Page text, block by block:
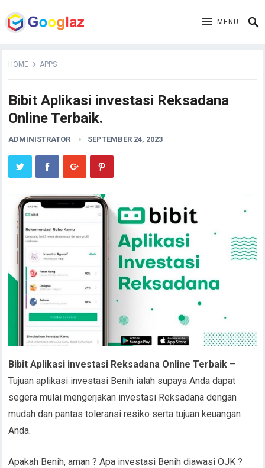
MENU
HOME APPS
Bibit Aplikasi investasi Reksadana
Online Terbaik.
ADMINISTRATOR SEPTEMBER 24, 2023
Bibit Aplikasi investasi Reksadana Online Terbaik –
Tujuan aplikasi investasi Benih ialah supaya Anda dapat
segera mulai mengerjakan investasi Reksadana dengan
mudah dan pantas toleransi resiko serta tujuan keuangan
Anda.
Apakah Benih, aman ? Apa investasi Benih diawasi OJK ?